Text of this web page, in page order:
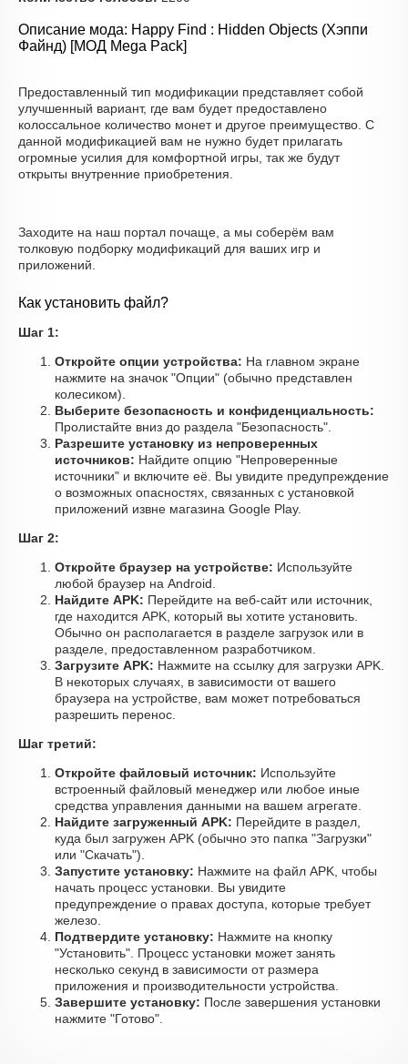
Описание мода: Happy Find : Hidden Objects (Хэппи
Файнд) [МОД Mega Pack]
Предоставленный тип модификации представляет собой
улучшенный вариант, где вам будет предоставлено
колоссальное количество монет и другое преимущество. С
данной модификацией вам не нужно будет прилагать
огромные усилия для комфортной игры, так же будут
открыты внутренние приобретения.
Заходите на наш портал почаще, а мы соберём вам
толковую подборку модификаций для ваших игр и
приложений.
Как установить файл?
Шаг 1:
Откройте опции устройства: На главном экране
нажмите на значок "Опции" (обычно представлен
колесиком).
Выберите безопасность и конфиденциальность:
Пролистайте вниз до раздела "Безопасность".
Разрешите установку из непроверенных
источников: Найдите опцию "Непроверенные
источники" и включите её. Вы увидите предупреждение
о возможных опасностях, связанных с установкой
приложений извне магазина Google Play.
Шаг 2:
Откройте браузер на устройстве: Используйте
любой браузер на Android.
Найдите APK: Перейдите на веб-сайт или источник,
где находится APK, который вы хотите установить.
Обычно он располагается в разделе загрузок или в
разделе, предоставленном разработчиком.
Загрузите APK: Нажмите на ссылку для загрузки APK.
В некоторых случаях, в зависимости от вашего
браузера на устройстве, вам может потребоваться
разрешить перенос.
Шаг третий:
Откройте файловый источник: Используйте
встроенный файловый менеджер или любое иные
средства управления данными на вашем агрегате.
Найдите загруженный APK: Перейдите в раздел,
куда был загружен APK (обычно это папка "Загрузки"
или "Скачать").
Запустите установку: Нажмите на файл APK, чтобы
начать процесс установки. Вы увидите
предупреждение о правах доступа, которые требует
железо.
Подтвердите установку: Нажмите на кнопку
"Установить". Процесс установки может занять
несколько секунд в зависимости от размера
приложения и производительности устройства.
Завершите установку: После завершения установки
нажмите "Готово".